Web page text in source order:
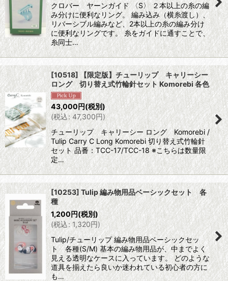
クロバー ヤーンガイド 〈S〉 ２本以上の糸の編
み分けに便利なリング。 編み込み（横糸渡し）、
リバーシブル編みなど、2本以上の糸の編み分け
に便利なリングです。 糸をガイドに通すことで、
糸同士…
[10518] 【限定版】チューリップ キャリーシー
ロング 切り替え式竹輪針セット Komorebi 各色
43,000円(税別)
(税込: 47,300円)
チューリップ キャリーシー ロング Komorebi /
Tulip Carry C Long Komorebi 切り替え式竹輪針
セット 品番：TCC-17/TCC-18 ※こちらは数量限
定…
[10253] Tulip 編み物用品ベーシックセット 各
種
1,200円(税別)
(税込: 1,320円)
Tulip/チューリップ 編み物用品ベーシックセッ
ト 各種(S/M) 基本の編み物用品が、中までよく
見える透明なケースに入っています。 どのような
道具を揃えたら良いか迷われている初心者の方に
も…